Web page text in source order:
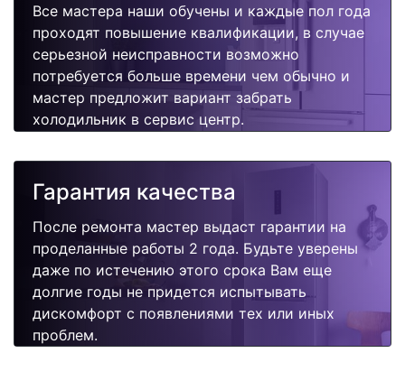
Все мастера наши обучены и каждые пол года
проходят повышение квалификации, в случае
серьезной неисправности возможно
потребуется больше времени чем обычно и
мастер предложит вариант забрать
холодильник в сервис центр.
Гарантия качества
После ремонта мастер выдаст гарантии на
проделанные работы 2 года. Будьте уверены
даже по истечению этого срока Вам еще
долгие годы не придется испытывать
дискомфорт с появлениями тех или иных
проблем.